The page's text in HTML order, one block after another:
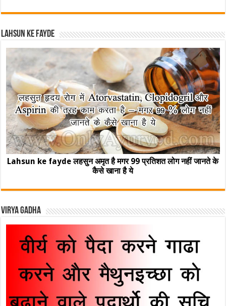
Lahsun ke fayde
Lahsun ke fayde लहसुन अमृत है मगर 99 प्रतिशत लोग नहीं जानते के
कैसे खाना है ये
Virya Gadha